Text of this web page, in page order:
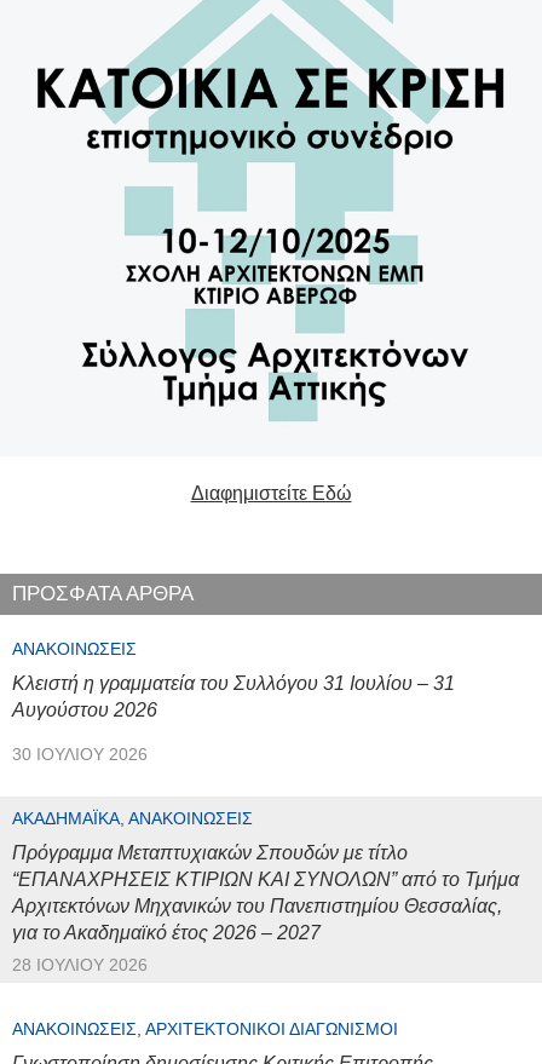
Διαφημιστείτε Εδώ
ΠΡΟΣΦΑΤΑ ΑΡΘΡΑ
ΑΝΑΚΟΙΝΏΣΕΙΣ
Κλειστή η γραμματεία του Συλλόγου 31 Ιουλίου – 31
Αυγούστου 2026
30 ΙΟΥΛΊΟΥ 2026
ΑΚΑΔΗΜΑΪΚΆ, ΑΝΑΚΟΙΝΏΣΕΙΣ
Πρόγραμμα Μεταπτυχιακών Σπουδών με τίτλο
“ΕΠΑΝΑΧΡΗΣΕΙΣ ΚΤΙΡΙΩΝ ΚΑΙ ΣΥΝΟΛΩΝ” από το Τμήμα
Αρχιτεκτόνων Μηχανικών του Πανεπιστημίου Θεσσαλίας,
για το Ακαδημαϊκό έτος 2026 – 2027
28 ΙΟΥΛΊΟΥ 2026
ΑΝΑΚΟΙΝΏΣΕΙΣ, ΑΡΧΙΤΕΚΤΟΝΙΚΟΊ ΔΙΑΓΩΝΙΣΜΟΊ